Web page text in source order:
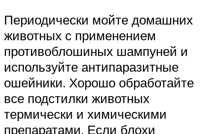
Периодически мойте домашних
животных с применением
противоблошиных шампуней и
используйте антипаразитные
ошейники. Хорошо обработайте
все подстилки животных
термически и химическими
препаратами. Если блохи